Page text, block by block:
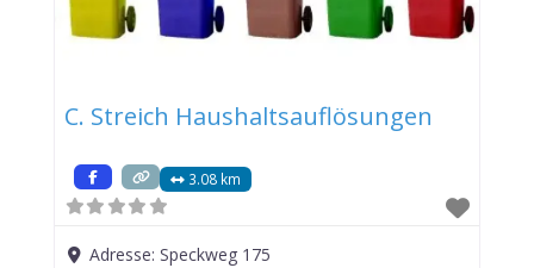
C. Streich Haushaltsauflösungen
3.08 km
Adresse:Speckweg 175